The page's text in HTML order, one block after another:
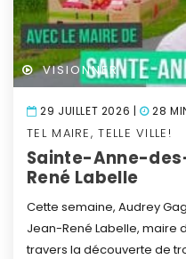
VISIONNER
29 JUILLET 2026 | 28
TEL MAIRE, TELLE VILLE!
Sainte-Anne-
René Labelle
Cette semaine, Audrey
Jean-René Labelle, maire
travers la découverte de